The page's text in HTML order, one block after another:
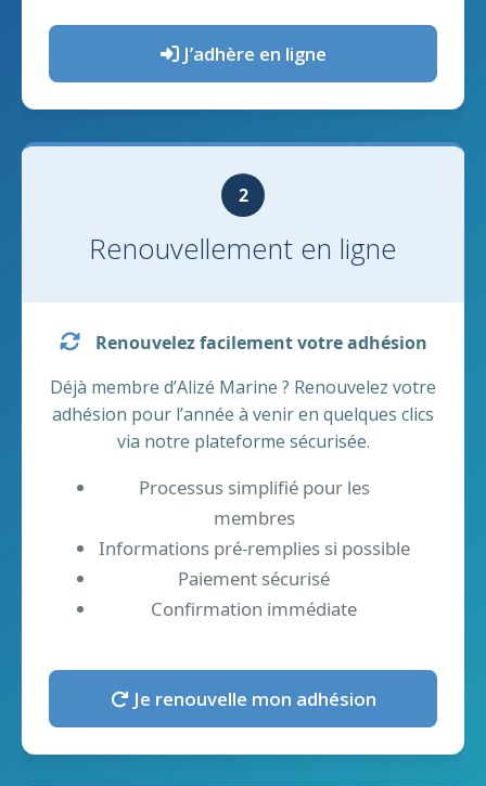
J’adhère en ligne
2
Renouvellement en ligne
Renouvelez facilement votre adhésion
Déjà membre d’Alizé Marine ? Renouvelez votre
adhésion pour l’année à venir en quelques clics
via notre plateforme sécurisée.
Processus simplifié pour les
membres
Informations pré-remplies si possible
Paiement sécurisé
Confirmation immédiate
Je renouvelle mon adhésion